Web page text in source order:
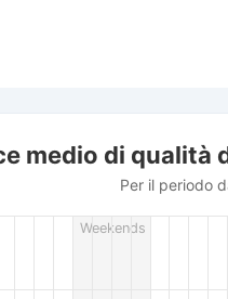
series.
AQI PM2.5, Wind power
Weekends
medio di qualità
Per il periodo